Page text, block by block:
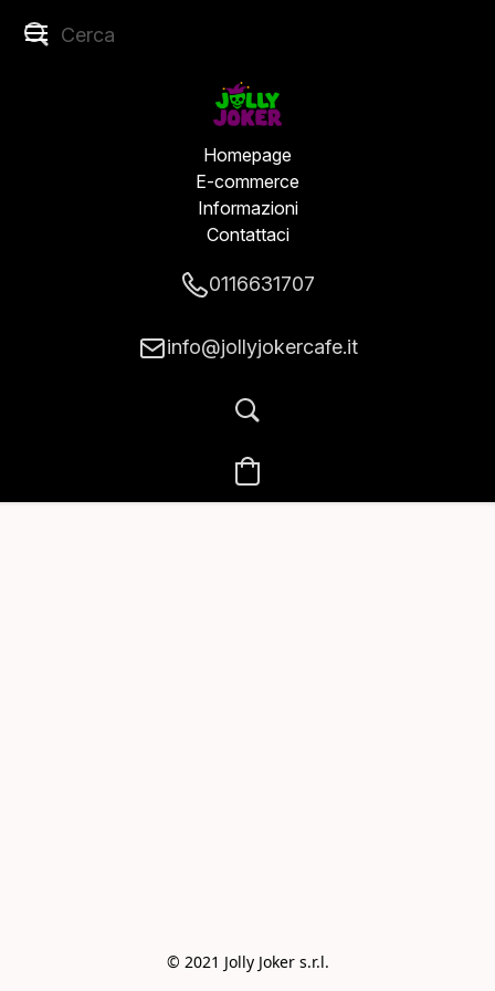
Homepage
E-commerce
Informazioni
Contattaci
0116631707
info@jollyjokercafe.it
© 2021 Jolly Joker s.r.l.